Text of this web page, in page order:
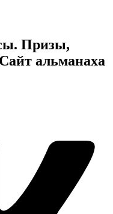
Призы,
альманаха